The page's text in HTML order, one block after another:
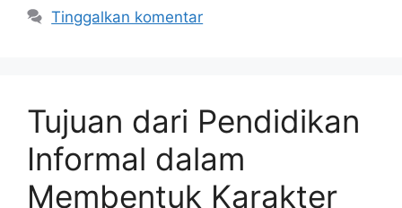
Tinggalkan komentar
Tujuan dari Pendidikan
Informal dalam
Membentuk Karakter